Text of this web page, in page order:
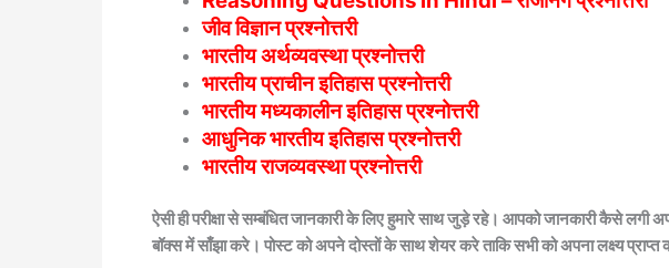
जीव विज्ञान प्रश्नोत्तरी
भारतीय अर्थव्यवस्था प्रश्नोत्तरी
भारतीय प्राचीन इतिहास प्रश्नोत्तरी
भारतीय मध्यकालीन इतिहास प्रश्नोत्तरी
आधुनिक भारतीय इतिहास प्रश्नोत्तरी
भारतीय राजव्यवस्था प्रश्नोत्तरी
ऐसी ही परीक्षा से सम्बंधित जानकारी के लिए हुमारे साथ जुड़े रहे। आपको जानकारी कैसे लगी
बॉक्स में साँझा करे। पोस्ट को अपने दोस्तों के साथ शेयर करे ताकि सभी को अपना लक्ष्य